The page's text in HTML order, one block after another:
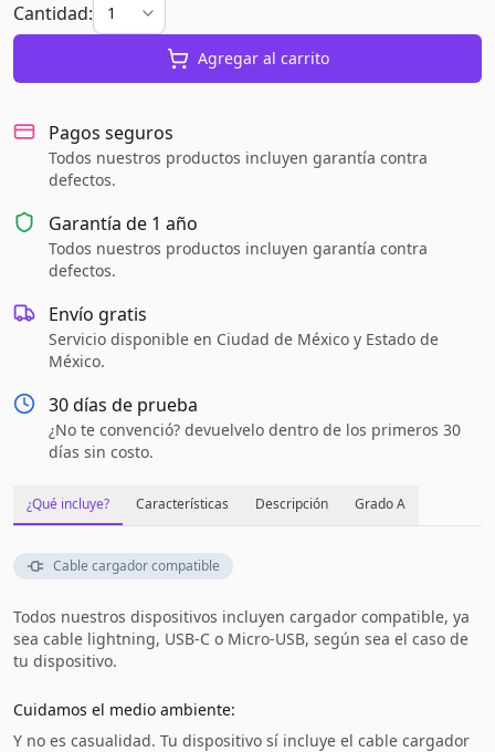
Cantidad:
Agregar al carrito
Pagos seguros
Todos nuestros productos incluyen garantía contra
defectos.
Garantía de 1 año
Todos nuestros productos incluyen garantía contra
defectos.
Envío gratis
Servicio disponible en Ciudad de México y Estado de
México.
30 días de prueba
¿No te convenció? devuelvelo dentro de los primeros 30
días sin costo.
¿Qué incluye? Características Descripción Grado A
Cable cargador compatible
Todos nuestros dispositivos incluyen cargador compatible, ya
sea cable lightning, USB-C o Micro-USB, según sea el caso de
tu dispositivo.
Cuidamos el medio ambiente:
Y no es casualidad. Tu dispositivo sí incluye el cable cargador